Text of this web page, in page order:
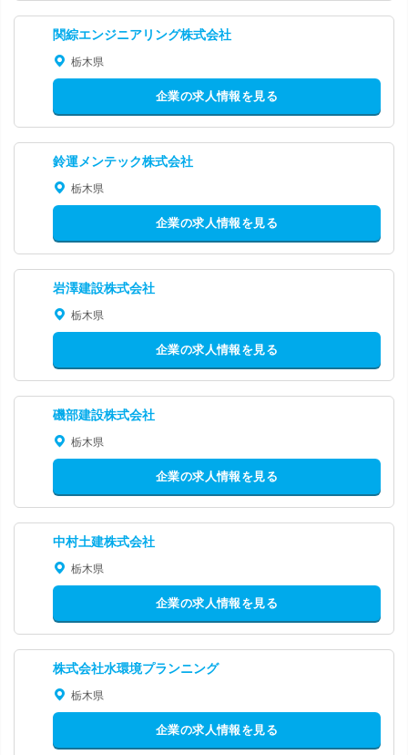
関綜エンジニアリング株式会社
栃木県
企業の求人情報を見る
鈴運メンテック株式会社
栃木県
企業の求人情報を見る
岩澤建設株式会社
栃木県
企業の求人情報を見る
磯部建設株式会社
栃木県
企業の求人情報を見る
中村土建株式会社
栃木県
企業の求人情報を見る
株式会社水環境プランニング
栃木県
企業の求人情報を見る